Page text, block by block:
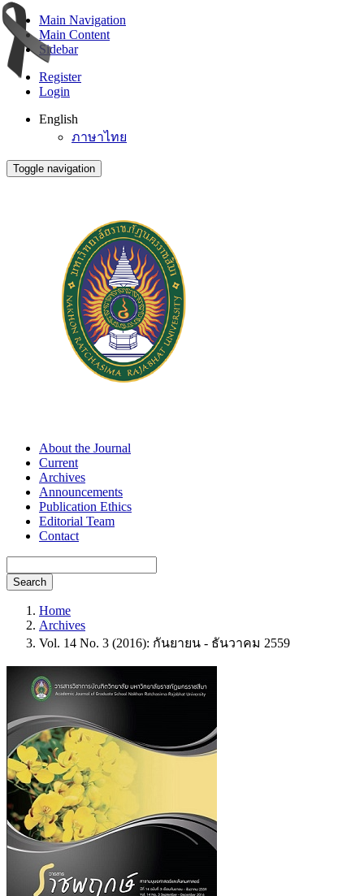
Main Navigation
Main Content
Sidebar
Register
Login
English
ภาษาไทย
Toggle navigation
About the Journal
Current
Archives
Announcements
Publication Ethics
Editorial Team
Contact
Search
Home
Archives
Vol. 14 No. 3 (2016): กันยายน - ธันวาคม 2559